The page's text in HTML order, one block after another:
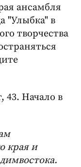
ансамбля
"Улыбка" в
творчества
43. Начало в
края и